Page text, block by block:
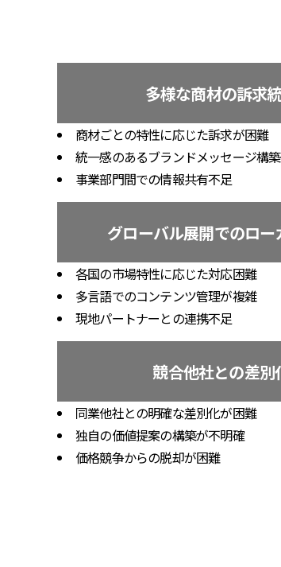
多様な商材の訴求
商材ごとの特性に応じた訴求が困難
統一感のあるブランドメッセージ構
事業部門間での情報共有不足
グローバル展開でのロー
各国の市場特性に応じた対応困難
多言語でのコンテンツ管理が複雑
現地パートナーとの連携不足
競合他社との差別
同業他社との明確な差別化が困難
独自の価値提案の構築が不明確
価格競争からの脱却が困難